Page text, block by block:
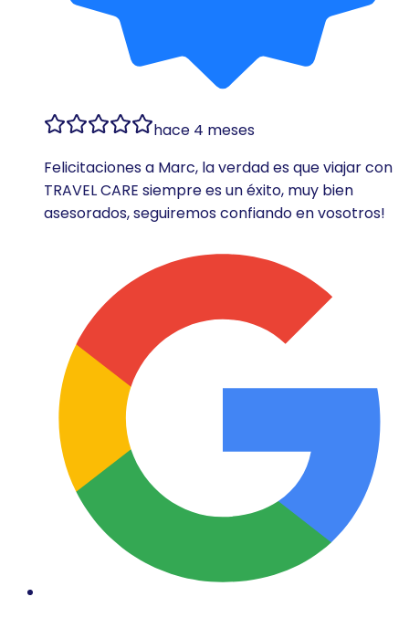
hace 4 meses
Felicitaciones a Marc, la verdad es que viajar con
TRAVEL CARE siempre es un éxito, muy bien
asesorados, seguiremos confiando en vosotros!